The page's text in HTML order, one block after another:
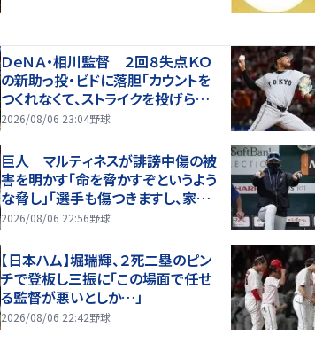
ＤｅＮＡ・相川監督 ２回８失点ＫＯ
の新助っ投・ビドに落胆「カウントを
つくれなくて、ストライクを投げられ
ない」２軍再調整を明言
2026/08/06 23:04野球
巨人 マルティネスが誹謗中傷の被
害を明かす「命を脅かすぞというよう
な脅し」「選手も傷つきますし、家族
は全く関係ない存在なので」
2026/08/06 22:56野球
【日本ハム】堀瑞輝、２死二塁のピン
チで登板し三振に「この場面で任せ
る監督が悪いとしか…」
2026/08/06 22:42野球